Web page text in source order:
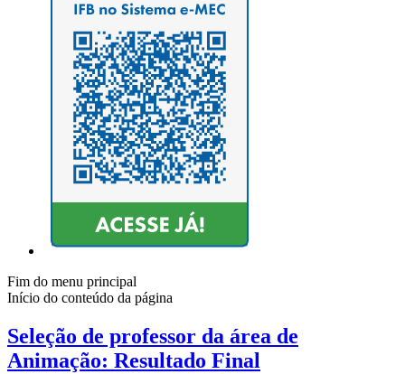
Fim do menu principal
Início do conteúdo da página
Seleção de professor da área de
Animação: Resultado Final